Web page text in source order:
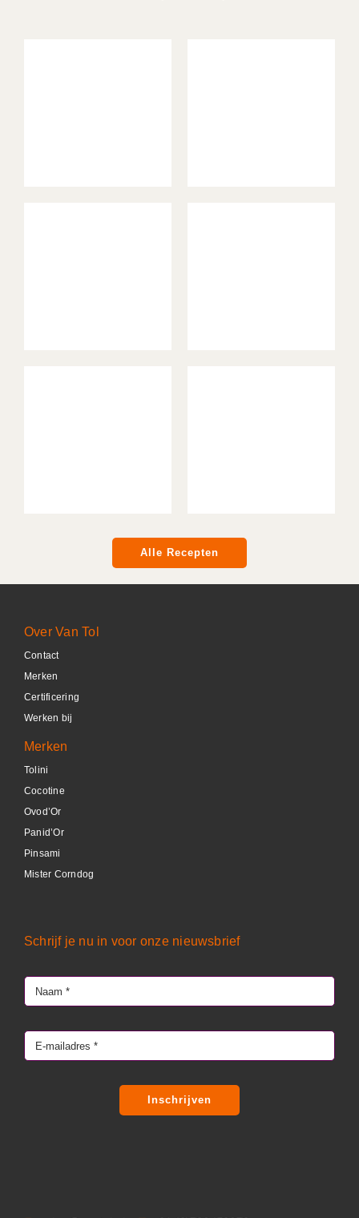
Alle Recepten
Over Van Tol
Contact
Merken
Certificering
Werken bij
Merken
Tolini
Cocotine
Ovod’Or
Panid’Or
Pinsami
Mister Corndog
Schrijf je nu in voor onze nieuwsbrief
Inschrijven